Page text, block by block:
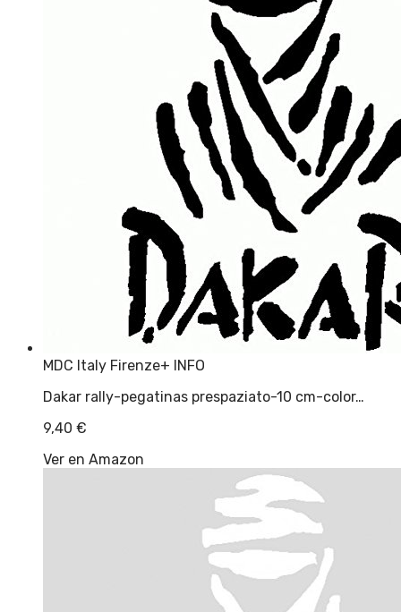
MDC Italy Firenze+ INFO
Dakar rally-pegatinas prespaziato-10 cm-color…
9,40 €
Ver en Amazon